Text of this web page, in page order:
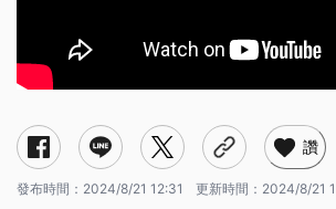
讚
發布時間： 2024/8/21 12:31 更新時間： 2024/8/21